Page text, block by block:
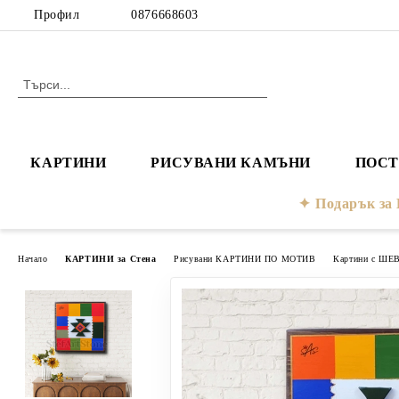
Профил 0876668603
КАРТИНИ РИСУВАНИ КАМЪНИ
Подарък
Начало КАРТИНИ за Стена Рисувани КАРТИНИ ПО МОТИВ Картини с